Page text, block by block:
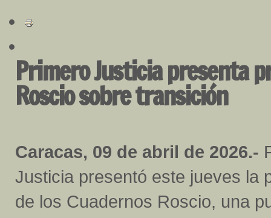
Primero Justicia presenta
Roscio sobre transición
Caracas, 09 de abril de 2026.-
Justicia presentó este jueves la
de los Cuadernos Roscio, una